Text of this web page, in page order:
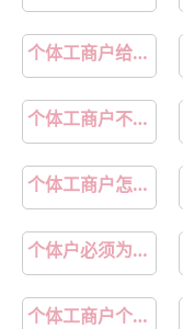
个体工商户给员工交社保要交多少钱
个体工商户不给员工交社保违法吗
个体工商户怎么给员工交社保
个体户必须为员工买社保吗
个体工商户个人所得税怎么计算